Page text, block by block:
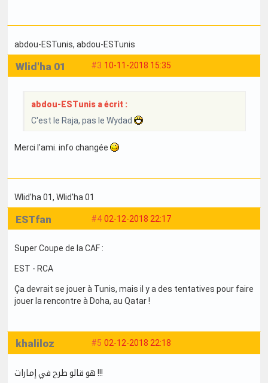
abdou-ESTunis, abdou-ESTunis
#3 10-11-2018 15:35
Wlid'ha 01
abdou-ESTunis a écrit :
C'est le Raja, pas le Wydad
Merci l'ami. info changée
Wlid'ha 01, Wlid'ha 01
#4 02-12-2018 22:17
ESTfan
Super Coupe de la CAF :
EST - RCA
Ça devrait se jouer à Tunis, mais il y a des tentatives pour faire
jouer la rencontre à Doha, au Qatar !
#5 02-12-2018 22:18
khaliloz
هو قالو طرح في إمارات !!!